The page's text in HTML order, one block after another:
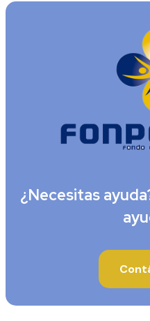
¿Necesitas